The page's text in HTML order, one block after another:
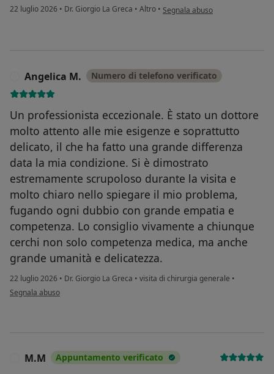
22 luglio 2026 • Dr. Giorgio La Greca • Altro • secondo l'opinione dell'utente
Segnala abuso
Angelica M. Numero di telefono verificato
Un professionista eccezionale. È stato un dottore
molto attento alle mie esigenze e soprattutto
delicato, il che ha fatto una grande differenza
data la mia condizione. Si è dimostrato
estremamente scrupoloso durante la visita e
molto chiaro nello spiegare il mio problema,
fugando ogni dubbio con grande empatia e
competenza. Lo consiglio vivamente a chiunque
cerchi non solo competenza medica, ma anche
grande umanità e delicatezza.
22 luglio 2026 • Dr. Giorgio La Greca • visita di chirurgia generale •
secondo l'opinione dell'utente Angelica M.
Segnala abuso
M.M Appuntamento verificato